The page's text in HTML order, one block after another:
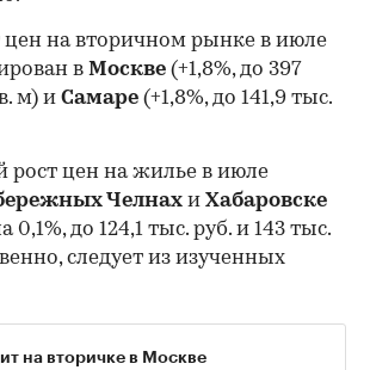
на вторичном рынке в июле
в Москве (+1,8%, до 397
м) и Самаре (+1,8%, до 141,9 тыс.
цен на жилье в июле
Челнах и Хабаровске
до 124,1 тыс. руб. и 143 тыс.
следует из изученных
на вторичке в Москве